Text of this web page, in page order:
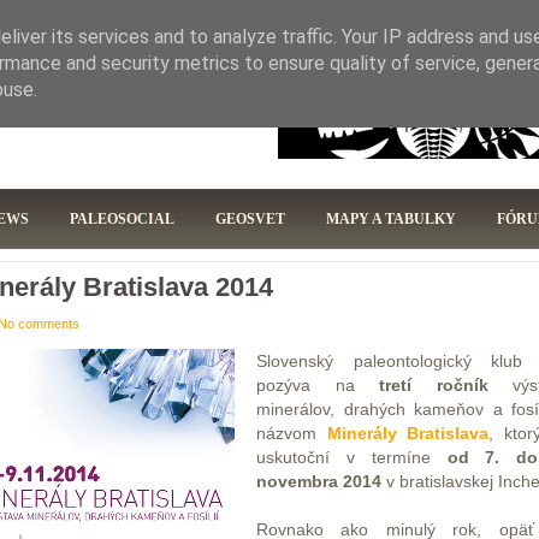
PALEOSOCIAL GEOSVET MAPY A TABULKY
Bratislava 2014
comments
Slovenský paleontologický klub
pozýva na tretí ročník
minerálov, drahých kameňov a
názvom Minerály Bratislava ,
uskutoční v termíne od 7.
novembra 2014 v bratislavskej
Rovnako ako minulý rok,
its services and to analyze traffic. Your IP address and
and security metrics to ensure quality of service,